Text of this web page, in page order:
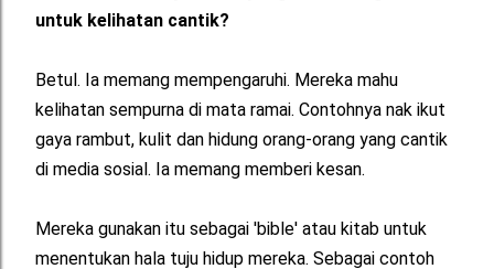
untuk kelihatan cantik?
Betul. Ia memang mempengaruhi. Mereka mahu
kelihatan sempurna di mata ramai. Contohnya nak ikut
gaya rambut, kulit dan hidung orang-orang yang cantik
di media sosial. Ia memang memberi kesan.
Mereka gunakan itu sebagai 'bible' atau kitab untuk
menentukan hala tuju hidup mereka. Sebagai contoh